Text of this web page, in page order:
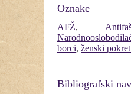
Oznake
AFŽ,
borci, ženski
Bibliografski